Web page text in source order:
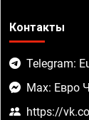
Контакты
Telegram:
Max: Евро
https://